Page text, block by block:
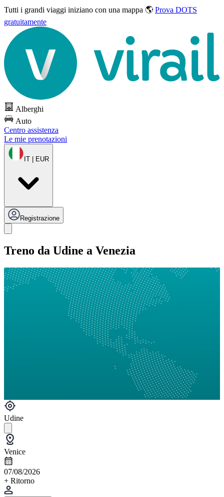
Tutti i grandi viaggi iniziano con una mappa 🌎 Prova DOTS
gratuitamente
Alberghi
Auto
Centro assistenza
Le mie prenotazioni
IT | EUR
Registrazione
Treno da Udine a Venezia
Udine
Venice
07/08/2026
+ Ritorno